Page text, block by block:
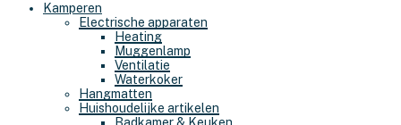
Kamperen
Electrische apparaten
Heating
Muggenlamp
Ventilatie
Waterkoker
Hangmatten
Huishoudelijke artikelen